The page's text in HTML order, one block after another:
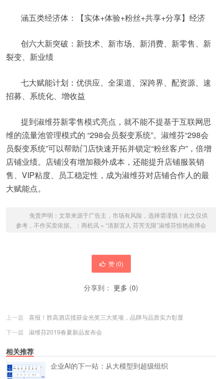
涵五类经济体：【实体+体验+粉丝+共享+分享】经济
创六大新突破：新技术、新市场、新消费、新零售、新
裂变、新业绩
七大赋能计划：优供应、全渠道、深跨界、配资源、速
招募、系统化、增收益
提到淑维芬新零售模式亮点，就不能不提基于互联网思
维的流量池管理模式的 “298会员裂变系统”。淑维芬“298会
员裂变系统”可以帮助门店快速开拓并锁定“粉丝客户”，倍增
店铺业绩。店铺没有增加额外成本，还能提升店铺服装销
售、VIP粘度、员工稳定性，成为淑维芬对店铺合作人的最
大赋能点。
免责声明：文章来源于广告主，市场有风险，选择需谨慎！此文仅供
参考，不作买卖依据。： 商机讯 » “清新宜人 芬芳无限”淑维芬惊艳南博会
赞 (0)
分享到： 更多 (0)
上一篇
喜报！胜高酒店揽获金光奖三大奖项，品牌与品质实力彰显
下一篇
淑维芬2019春夏新品发布会
相关推荐
企业AI的下一站：从大模型到超级组织